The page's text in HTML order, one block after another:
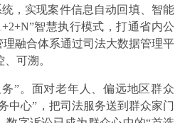
，实现案件信息自动回填、智能
智慧执行模式，打通省内公
融合体系通过司法大数据管理平
可溯。
”。面对老年人、偏远地区群众
中心”，把司法服务送到群众家门